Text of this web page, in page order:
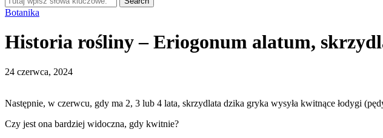
Botanika
Historia rośliny – Eriogonum alatum,
24 czerwca, 2024
Następnie, w czerwcu, gdy ma 2, 3 lub 4 lata, skrzydlata dzika gryka wysyła kwitnące łodygi
Czy jest ona bardziej widoczna, gdy kwitnie?